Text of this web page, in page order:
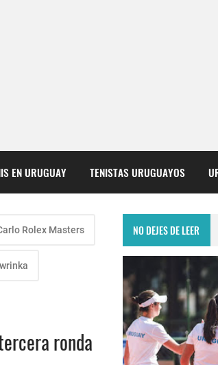
EN URUGUAY TENISTAS URUGUAYOS
Rolex Masters
ronda
NO DEJES DE LEER